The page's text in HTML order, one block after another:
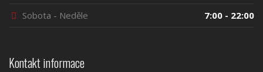
Sobota - Neděle
7:00 - 22:00
Kontakt informace